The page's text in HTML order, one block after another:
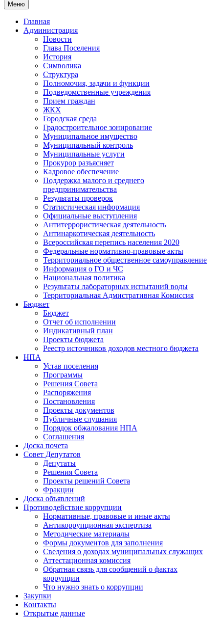
Меню
Главная
Администрация
Новости
Глава Поселения
История
Символика
Структура
Полномочия, задачи и функции
Подведомственные учреждения
Прием граждан
ЖКХ
Городская среда
Градостроительное зонирование
Муниципальное имущество
Муниципальный контроль
Муниципальные услуги
Прокурор разъясняет
Кадровое обеспечение
Поддержка малого и среднего
предпринимательства
Результаты проверок
Статистическая информация
Официальные выступления
Антитеррористическая деятельность
Антинаркотическая деятельность
Всероссийская перепись населения 2020
Федеральные нормативно-правовые акты
Территориальное общественное самоуправление
Информация о ГО и ЧС
Национальная политика
Результаты лабораторных испытаний воды
Территориальная Адмистративная Комиссия
Бюджет
Бюджет
Отчет об исполнении
Индикативный план
Проекты бюджета
Реестр источников доходов местного бюджета
НПА
Устав поселения
Программы
Решения Совета
Распоряжения
Постановления
Проекты документов
Публичные слушания
Порядок обжалования НПА
Соглашения
Доска почета
Совет Депутатов
Депутаты
Решения Совета
Проекты решений Совета
Фракции
Доска объявлений
Противодействие коррупции
Нормативные, правовые и иные акты
Антикоррупционная экспертиза
Методические материалы
Формы документов для заполнения
Сведения о доходах муниципальных служащих
Аттестационная комиссия
Обратная связь для сообщений о фактах
коррупции
Что нужно знать о коррупции
Закупки
Контакты
Открытые данные